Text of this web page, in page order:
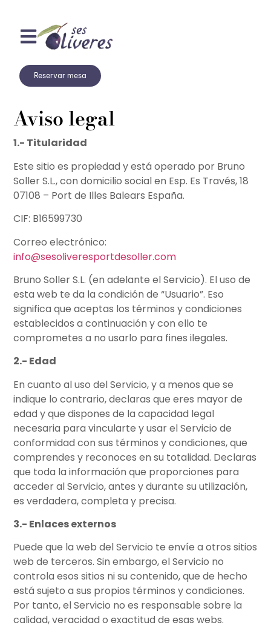
Reservar mesa
Aviso legal
1.- Titularidad
Este sitio es propiedad y está operado por Bruno
Soller S.L., con domicilio social en Esp. Es Través, 18
07108 – Port de Illes Balears España.
CIF: B16599730
Correo electrónico:
info@sesoliveresportdesoller.com
Bruno Soller S.L. (en adelante el Servicio). El uso de
esta web te da la condición de “Usuario”. Eso
significa que aceptas los términos y condiciones
establecidos a continuación y con ello te
comprometes a no usarlo para fines ilegales.
2.- Edad
En cuanto al uso del Servicio, y a menos que se
indique lo contrario, declaras que eres mayor de
edad y que dispones de la capacidad legal
necesaria para vincularte y usar el Servicio de
conformidad con sus términos y condiciones, que
comprendes y reconoces en su totalidad. Declaras
que toda la información que proporciones para
acceder al Servicio, antes y durante su utilización,
es verdadera, completa y precisa.
3.- Enlaces externos
Puede que la web del Servicio te envíe a otros sitios
web de terceros. Sin embargo, el Servicio no
controla esos sitios ni su contenido, que de hecho
está sujeto a sus propios términos y condiciones.
Por tanto, el Servicio no es responsable sobre la
calidad, veracidad o exactitud de esas webs.